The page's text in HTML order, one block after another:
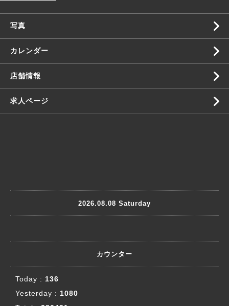
写真
カレンダー
店舗情報
求人ページ
2026.08.08 Saturday
カウンター
Today : 136
Yesterday : 1080